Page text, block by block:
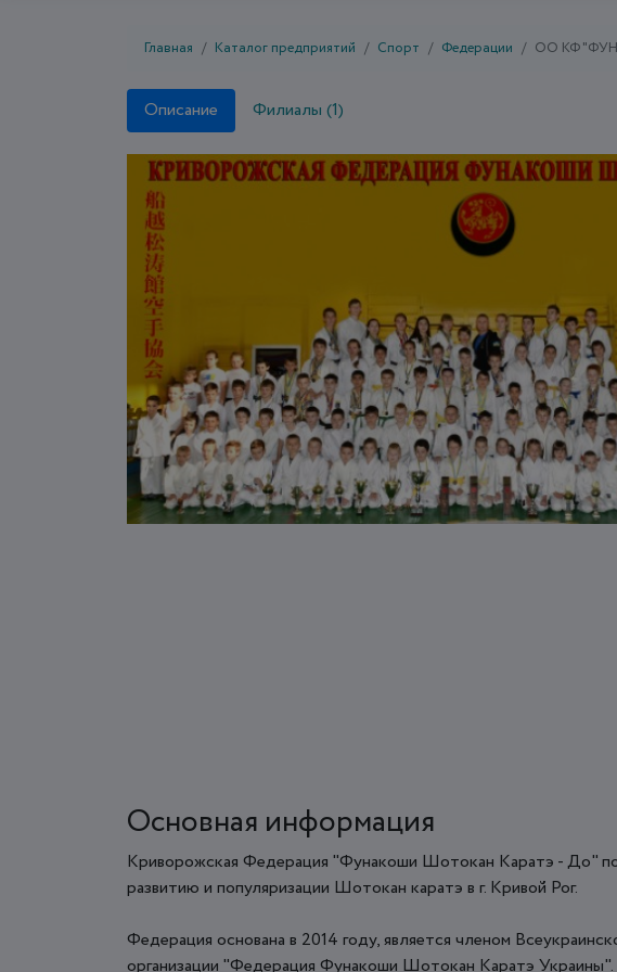
Главная Каталог предприятий Спорт Федерации ОО КФ
Описание Филиалы (1)
Основная информация
Криворожская Федерация "Фунакоши Шотокан Каратэ - До"
развитию и популяризации Шотокан каратэ в г. Кривой Рог.
Федерация основана в 2014 году, является членом
организации "Федерация Фунакоши Шотокан Каратэ Украины".